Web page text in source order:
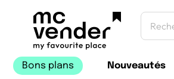
Bons plans Nouveautés